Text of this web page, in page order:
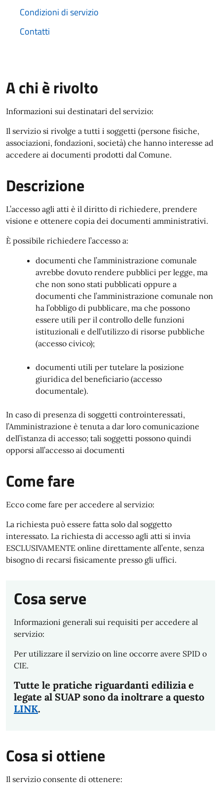
Condizioni di servizio
Contatti
A chi è rivolto
Informazioni sui destinatari del servizio:
Il servizio si rivolge a tutti i soggetti (persone fisiche,
associazioni, fondazioni, società) che hanno interesse ad
accedere ai documenti prodotti dal Comune.
Descrizione
L’accesso agli atti è il diritto di richiedere, prendere
visione e ottenere copia dei documenti amministrativi.
È possibile richiedere l’accesso a:
documenti che l’amministrazione comunale
avrebbe dovuto rendere pubblici per legge, ma
che non sono stati pubblicati oppure a
documenti che l’amministrazione comunale non
ha l’obbligo di pubblicare, ma che possono
essere utili per il controllo delle funzioni
istituzionali e dell’utilizzo di risorse pubbliche
(accesso civico);
documenti utili per tutelare la posizione
giuridica del beneficiario (accesso
documentale).
In caso di presenza di soggetti controinteressati,
l’Amministrazione è tenuta a dar loro comunicazione
dell’istanza di accesso; tali soggetti possono quindi
opporsi all’accesso ai documenti
Come fare
Ecco come fare per accedere al servizio:
La richiesta può essere fatta solo dal soggetto
interessato. La richiesta di accesso agli atti si invia
ESCLUSIVAMENTE online direttamente all’ente, senza
bisogno di recarsi fisicamente presso gli uffici.
Cosa serve
Informazioni generali sui requisiti per accedere al
servizio:
Per utilizzare il servizio on line occorre avere SPID o
CIE.
Tutte le pratiche riguardanti edilizia e
legate al SUAP sono da inoltrare a questo
LINK.
Cosa si ottiene
Il servizio consente di ottenere: